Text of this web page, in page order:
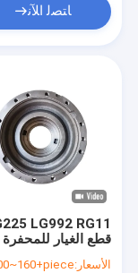
ﺎﺘﺼﻟ ﺍﻶﻧ
LG992 RG11
قطع الغيار للمحفرة
Sany215-8
الأسعار: